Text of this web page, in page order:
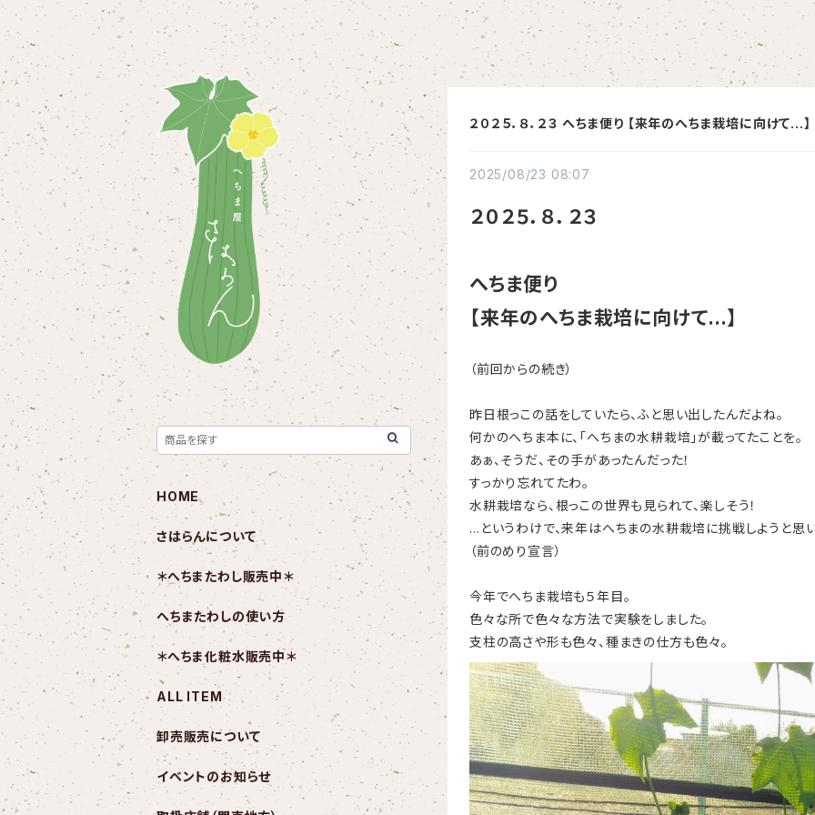
２０２５．８．２３ へちま便り 【来年のへちま栽培に向けて…】
2025/08/23 08:07
２０２５．８．２３
へちま便り
【来年のへちま栽培に向けて…】
（前回からの続き）
昨日根っこの話をしていたら、ふと思い出したんだよね。
何かのへちま本に、「へちまの水耕栽培」が載ってたことを。
あぁ、そうだ、その手があったんだった！
すっかり忘れてたわ。
水耕栽培なら、根っこの世界も見られて、楽しそう！
…というわけで、来年はへちまの水耕栽培に挑戦しようと思い
（前のめり宣言）
今年でへちま栽培も５年目。
色々な所で色々な方法で実験をしました。
支柱の高さや形も色々、種まきの仕方も色々。
HOME
さはらんについて
＊へちまたわし販売中＊
へちまたわしの使い方
＊へちま化粧水販売中＊
ALL ITEM
卸売販売について
イベントのお知らせ